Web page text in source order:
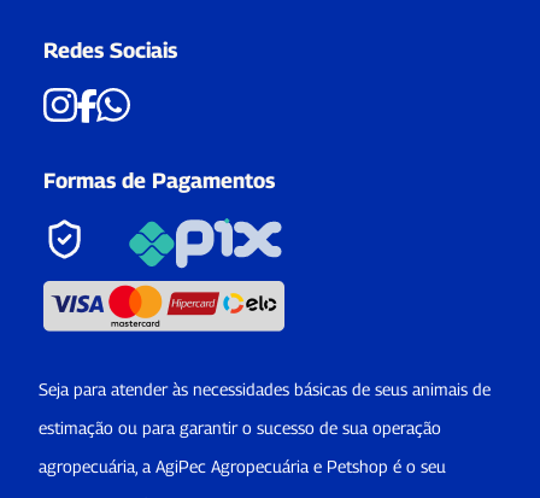
Redes Sociais
Formas de Pagamentos
Seja para atender às necessidades básicas de seus animais de
estimação ou para garantir o sucesso de sua operação
agropecuária, a AgiPec Agropecuária e Petshop é o seu